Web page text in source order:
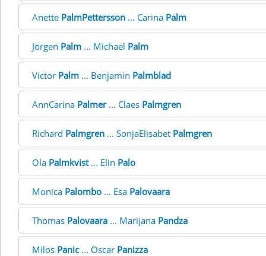
Anette PalmPettersson ... Carina Palm
Jörgen Palm ... Michael Palm
Victor Palm ... Benjamin Palmblad
AnnCarina Palmer... Claes Palmgren
Richard Palmgren ... SonjaElisabet Palmgren
Ola Palmkvist... Elin Palo
Monica Palombo ... Esa Palovaara
Thomas Palovaara ... Marijana Pandza
Milos Panic... Oscar Panizza